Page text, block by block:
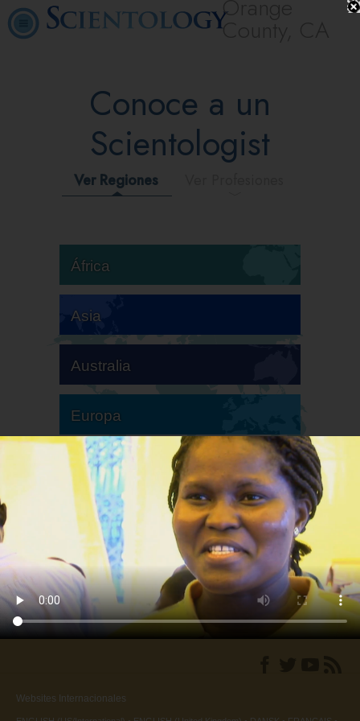
Orange
County, CA
Conoce a un
Scientologist
Ver Regiones
África
Asia
Australia
Europa
Sudamérica
Norteamérica
Websites Internacionales